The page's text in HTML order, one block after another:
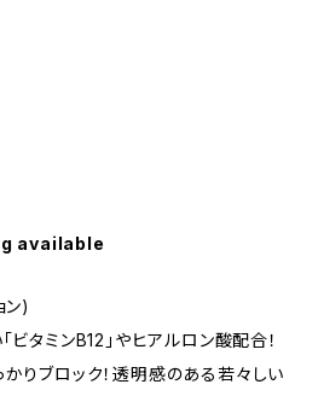
available
ン)
タミンB12」やヒアルロン酸配合！
りブロック！透明感のある若々しい